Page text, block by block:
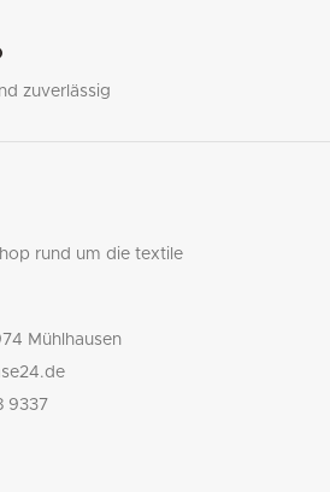
zuverlässig
rund um die textile
Mühlhausen
9337